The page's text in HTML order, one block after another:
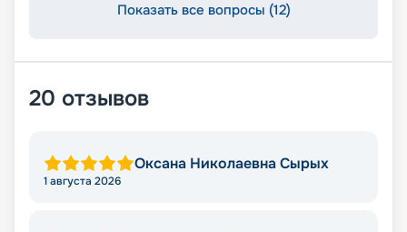
Показать все вопросы (12)
20 отзывов
Оксана Николаевна Сырых
1 августа 2026